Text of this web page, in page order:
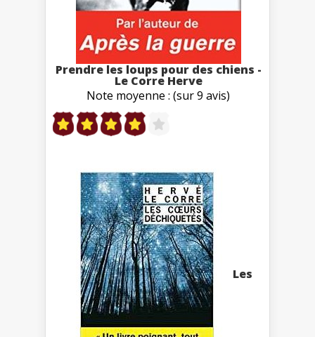
Prendre les loups pour des chiens -
Le Corre Herve
Note moyenne : (sur 9 avis)
Les